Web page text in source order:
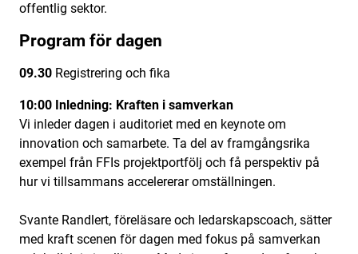
offentlig sektor.
Program för dagen
09.30 Registrering och fika
10:00 Inledning: Kraften i samverkan
Vi inleder dagen i auditoriet med en keynote om
innovation och samarbete. Ta del av framgångsrika
exempel från FFIs projektportfölj och få perspektiv på
hur vi tillsammans accelererar omställningen.
Svante Randlert, föreläsare och ledarskapscoach, sätter
med kraft scenen för dagen med fokus på samverkan